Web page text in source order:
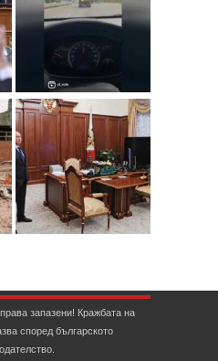
запазени! Кражбата на
според българското